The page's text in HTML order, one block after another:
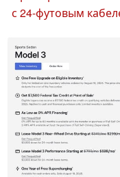
с 24-футовым